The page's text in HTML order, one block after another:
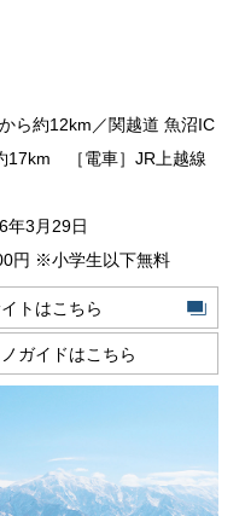
ら約12km／関越道 魚沼IC
17km ［電車］JR上越線
年3月29日
円 ※小学生以下無料
トはこちら
ガイドはこちら